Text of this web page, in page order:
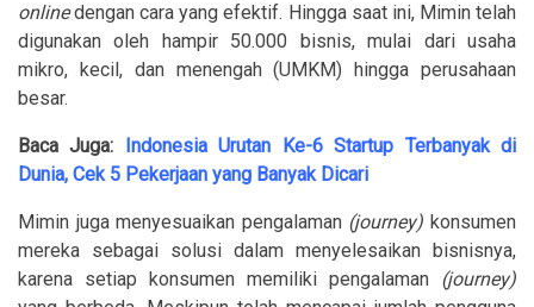
onlinedengan cara yang efektif. Hingga saat ini, Mimin telah
digunakan oleh hampir 50.000 bisnis, mulai dari usaha
mikro, kecil, dan menengah (UMKM) hingga perusahaan
besar.
Baca Juga:
Indonesia Urutan Ke-6 Startup Terbanyak di
Dunia, Cek 5 Pekerjaan yang Banyak Dicari
Mimin juga menyesuaikan pengalaman (journey)konsumen
mereka sebagai solusi dalam menyelesaikan bisnisnya,
karena setiap konsumen memiliki pengalaman (journey)